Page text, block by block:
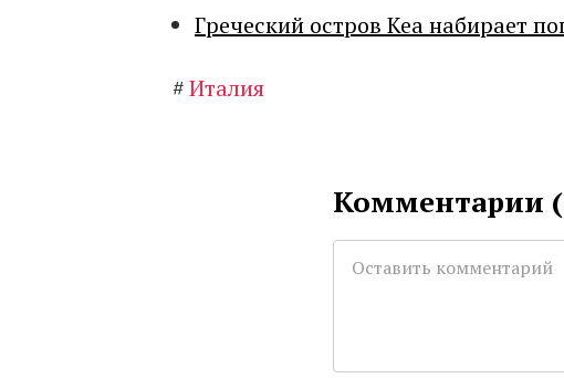
Греческий остров Кеа набирает
#Италия
Комментарии (